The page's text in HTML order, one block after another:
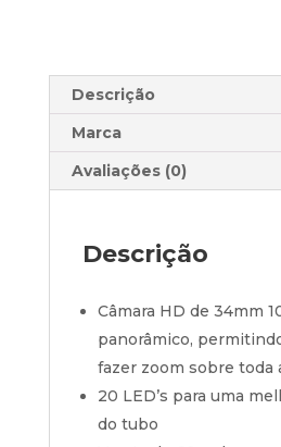
Descrição
Marca
Avaliações (0)
Descrição
Câmara HD de 34mm
panorâmico,
fazer zoom sobre toda
20 LED’s para uma
do tubo